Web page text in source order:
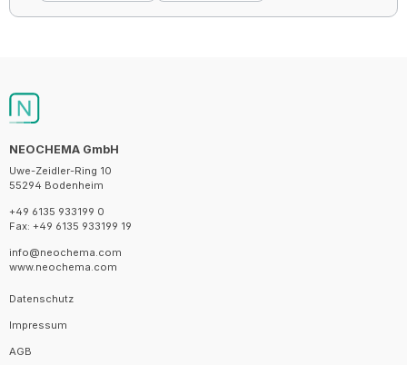
NEOCHEMA GmbH
Uwe-Zeidler-Ring 10
55294 Bodenheim
+49 6135 933199 0
Fax: +49 6135 933199 19
info@neochema.com
www.neochema.com
Datenschutz
Impressum
AGB